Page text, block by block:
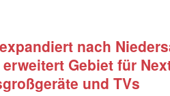
nach
Gebiet für
und TVs